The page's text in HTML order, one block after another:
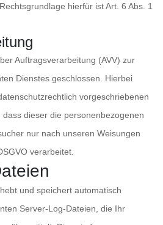
hierfür ist Art. 6 Abs. 1
Auftragsverarbeitung (AVV) zur
Dienstes geschlossen. Hierbei
vorgeschriebenen
dieser die personenbezogenen
nur nach unseren Weisungen
verarbeitet.
und speichert automatisch
Server-Log-Dateien, die Ihr